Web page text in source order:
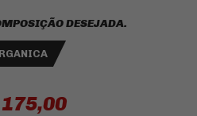
DESEJADA.